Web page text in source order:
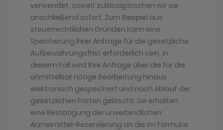
verwendet, soweit zulässig löschen wir sie
anschließend sofort. Zum Beispiel aus
steuerrechtlichen Gründen kann eine
Speicherung Ihrer Anfrage für die gesetzliche
Aufbewahrungsfrist erforderlich sein, in
diesem Fall wird Ihre Anfrage über die für die
unmittelbar nötige Bearbeitung hinaus
elektronisch gespeichert und nach Ablauf der
gesetzlichen Fristen gelöscht. Sie erhalten
eine Bestätigung der unverbindlichen
Arzneimittel-Reservierung an die im Formular